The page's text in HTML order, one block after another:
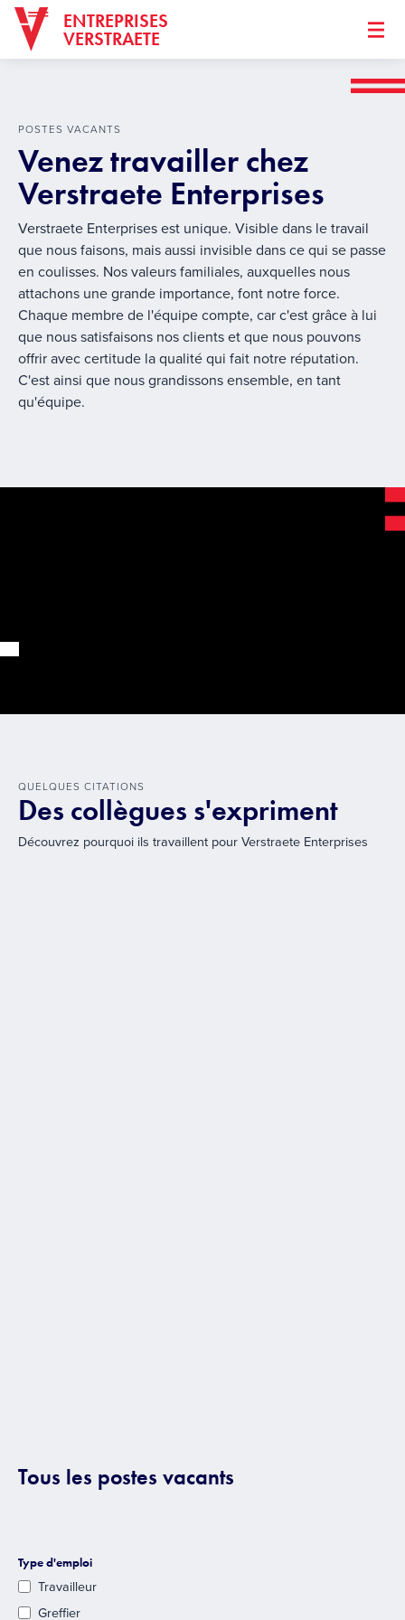
ENTREPRISES
VERSTRAETE
POSTES VACANTS
Venez travailler chez
Verstraete Enterprises
Verstraete Enterprises est unique. Visible dans le travail
que nous faisons, mais aussi invisible dans ce qui se passe
en coulisses. Nos valeurs familiales, auxquelles nous
attachons une grande importance, font notre force.
Chaque membre de l'équipe compte, car c'est grâce à lui
que nous satisfaisons nos clients et que nous pouvons
offrir avec certitude la qualité qui fait notre réputation.
C'est ainsi que nous grandissons ensemble, en tant
qu'équipe.
QUELQUES CITATIONS
Des collègues s'expriment
Découvrez pourquoi ils travaillent pour Verstraete Enterprises
Tous les postes vacants
Type d'emploi
Travailleur
Greffier